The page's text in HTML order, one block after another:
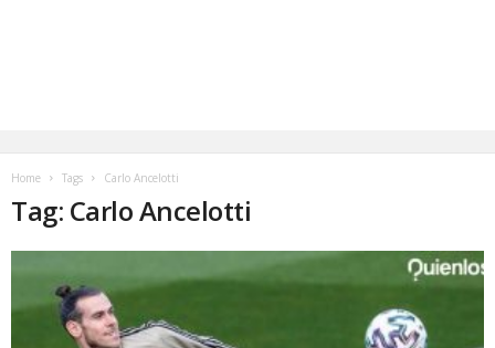
Home Tags Carlo Ancelotti
Tag: Carlo Ancelotti